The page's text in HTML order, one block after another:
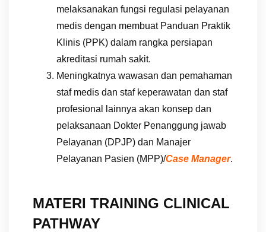
melaksanakan fungsi regulasi pelayanan
medis dengan membuat Panduan Praktik
Klinis (PPK) dalam rangka persiapan
akreditasi rumah sakit.
Meningkatnya wawasan dan pemahaman
staf medis dan staf keperawatan dan staf
profesional lainnya akan konsep dan
pelaksanaan Dokter Penanggung jawab
Pelayanan (DPJP) dan Manajer
Pelayanan Pasien (MPP)/Case Manager.
MATERI TRAINING CLINICAL
PATHWAY